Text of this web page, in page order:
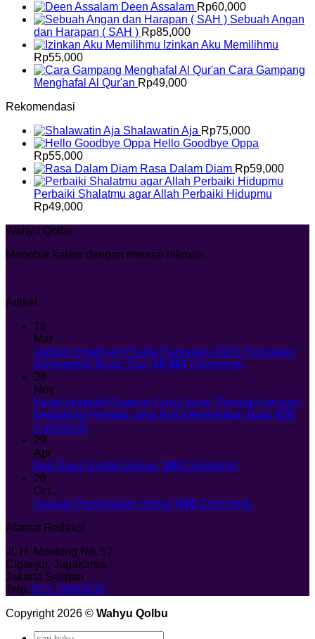
Deen Assalam Rp60,000
Sebuah Angan
dan Harapan ( SAH ) Rp85,000
Izinkan Aku Memilihmu
Rp55,000
Cara Gampang
Menghafal Al Qur'an Rp49,000
Rekomendasi
Shalawatin Aja Rp75,000
Hello Goodbye Oppa
Rp55,000
Rasa Dalam Diam Rp59,000
Perbaiki Shalatmu agar Allah Perbaiki Hidupmu
Rp49,000
Wahyu Qolbu
Menebar kalam dengan menuai hikmah.
Artikel
18
Mar
Jadwal Imsakiyah Puasa Ramadan 2024: Persiapan
Menyambut Bulan Suci 15,423 Comments
28
Nov
Kisah Inspiratif Dawam Faizul Amal, Pemuda dengan
Segudang Prestasi yang Kini Menerbitkan Buku 675
Comments
29
Apr
Beli Buku Sambil Donasi 340 Comments
29
Oct
Sejarah Pengobatan Herbal 438 Comments
Alamat Redaksi
Jl. H. Montong No. 57,
Ciganjur, Jagakarsa,
Jakarta Selatan
Telp. 021-78883030
Copyright 2026 © Wahyu Qolbu
Search